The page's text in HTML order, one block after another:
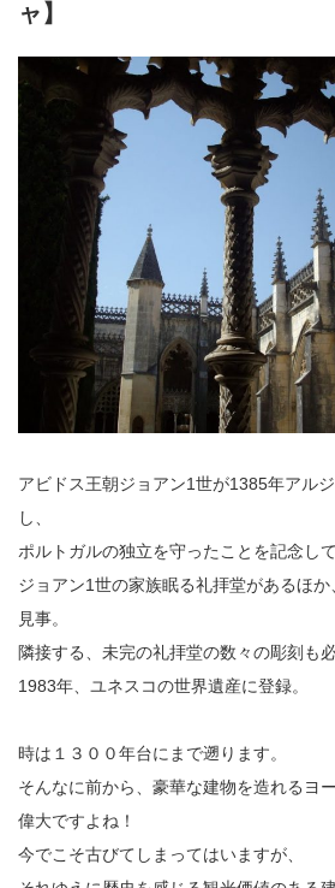
ャ】
アビドス王朝ジョアン1世が1385年アル
し、
ポルトガルの独立を守ったことを記念し
ジョアン1世の家族眠る礼拝堂があるほ
見事。
隣接する、未完の礼拝堂の数々の彫刻も必
1983年、ユネスコの世界遺産に登録。
時は１３００年台にまで遡ります。
そんなに前から、豪華な建物を造れるヨ
偉大ですよね！
今でこそ古びてしまってはいますが、